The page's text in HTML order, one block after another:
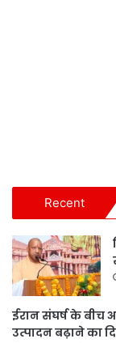
Recent
ईरान संघर्ष के बीच
उत्पादन बढ़ाने का